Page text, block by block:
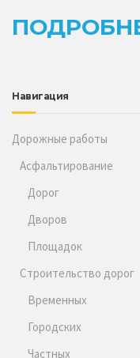
Навигация
Дорожные работы
Асфальтирование
Дорог
Дворов
Площадок
Строительство дорог
Временных
Городских
Частных